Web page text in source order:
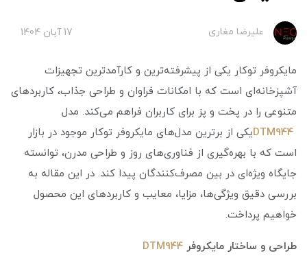
علیرضا مغاری 17 آبان 1404
مایکروفر توکار یکی از پیشرفته‌ترین و کارآمدترین تجهیزات
آشپزخانه‌ای است که با امکانات فراوان و طراحی جذاب، کاربردهای
متنوعی را در پخت و پز برای کاربران فراهم می‌کند. مدل
DTM944یکی از برترین مدل‌های مایکروفر توکار موجود در بازار
است که با بهره‌گیری از فناوری‌های روز و طراحی مدرن، توانسته
جایگاه ویژه‌ای در بین مصرف‌کنندگان پیدا کند. در این مقاله به
بررسی دقیق ویژگی‌ها، مزایا، معایب و کاربردهای این محصول
خواهیم پرداخت.
طراحی و ساختار مایکروفر DTM944